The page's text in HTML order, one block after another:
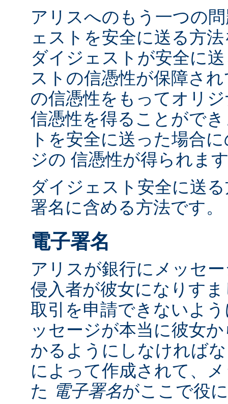
アリスへのもう一つの
ェストを安全に送る方
ダイジェストが安全に
ストの信憑性が保障さ
の信憑性をもってオリ
信憑性を得ることがで
トを安全に送った場合
ジの 信憑性が得られま
ダイジェスト安全に送
署名に含める方法です。
電子署名
アリスが銀行にメッセ
侵入者が彼女になりす
取引を申請できないよ
ッセージが本当に彼女
かるようにしなければ
によって作成されて、
た 電子署名がここで役